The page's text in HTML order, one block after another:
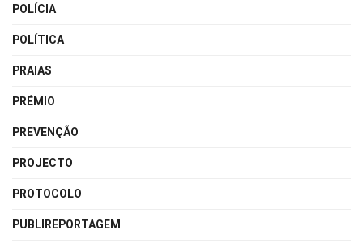
POLÍCIA
POLÍTICA
PRAIAS
PRÉMIO
PREVENÇÃO
PROJECTO
PROTOCOLO
PUBLIREPORTAGEM